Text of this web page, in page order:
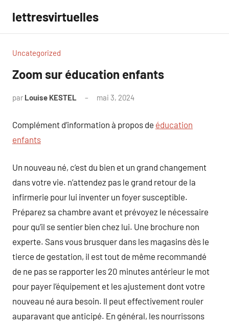
contenu
lettresvirtuelles
Uncategorized
Zoom sur éducation enfants
par Louise KESTEL mai 3, 2024
Complément d’information à propos de éducation
enfants
Un nouveau né, c’est du bien et un grand changement
dans votre vie. n’attendez pas le grand retour de la
infirmerie pour lui inventer un foyer susceptible.
Préparez sa chambre avant et prévoyez le nécessaire
pour qu’il se sentier bien chez lui. Une brochure non
experte. Sans vous brusquer dans les magasins dès le
tierce de gestation, il est tout de même recommandé
de ne pas se rapporter les 20 minutes antérieur le mot
pour payer l’équipement et les ajustement dont votre
nouveau né aura besoin. Il peut effectivement rouler
auparavant que anticipé. En général, les nourrissons